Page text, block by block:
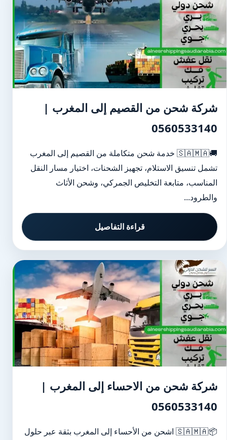
شركة شحن من القصيم إلى المغرب |
0560533140
🚚🇸🇦🇲🇦 خدمة شحن متكاملة من القصيم إلى المغرب
تشمل تنسيق الاستلام، تجهيز الشحنات، اختيار مسار النقل
المناسب، متابعة التخليص الجمركي، وشحن الأثاث
والطرود...
قراءة التفاصيل
شركة شحن من الاحساء إلى المغرب |
0560533140
📦🇸🇦🇲🇦 اشحن من الأحساء إلى المغرب بثقة عبر حلول